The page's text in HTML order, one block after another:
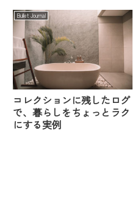
Bullet Journal
コレクションに残したログ
で、暮らしをちょっとラク
にする実例